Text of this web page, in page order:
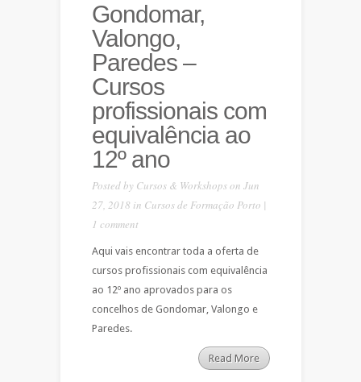
Gondomar,
Valongo,
Paredes –
Cursos
profissionais com
equivalência ao
12º ano
Posted by Cursos & Workshopson Jun
27, 2018 in Cursos de Formação Porto |
1 comment
Aqui vais encontrar toda a oferta de
cursos profissionais com equivalência
ao 12º ano aprovados para os
concelhos de Gondomar, Valongo e
Paredes.
Read More